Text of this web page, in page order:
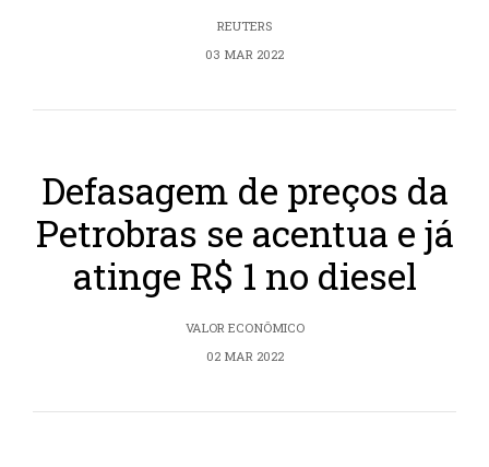
REUTERS
03 MAR 2022
Defasagem de preços da
Petrobras se acentua e já
atinge R$ 1 no diesel
VALOR ECONÔMICO
02 MAR 2022